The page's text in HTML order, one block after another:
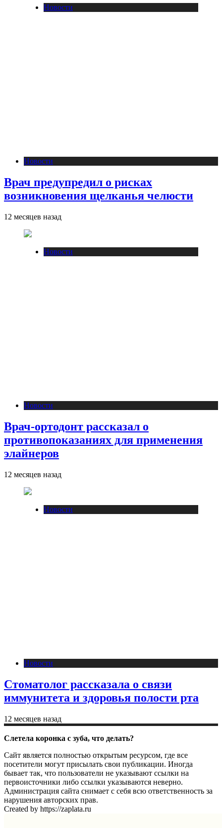
Новости
Новости
Врач предупредил о рисках
возникновения щелканья челюсти
12 месяцев назад
Новости
Новости
Врач-ортодонт рассказал о
противопоказаниях для применения
элайнеров
12 месяцев назад
Новости
Новости
Стоматолог рассказала о связи
иммунитета и здоровья полости рта
12 месяцев назад
Слетела коронка с зуба, что делать?
Сайт является полностью открытым ресурсом, где все
посетители могут присылать свои публикации. Иногда
бывает так, что пользователи не указывают ссылки на
первоисточники либо ссылки указываются неверно.
Администрация сайта снимает с себя всю ответственность за
нарушения авторских прав.
Created by https://zaplata.ru